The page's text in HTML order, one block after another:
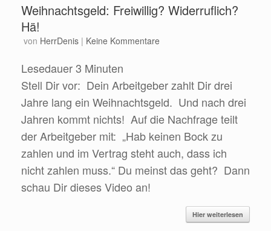
Weihnachtsgeld: Freiwillig? Widerruflich?
Hä!
von HerrDenis | Keine Kommentare
Lesedauer3 Minuten
Stell Dir vor: Dein Arbeitgeber zahlt Dir drei
Jahre lang ein Weihnachtsgeld. Und nach drei
Jahren kommt nichts! Auf die Nachfrage teilt
der Arbeitgeber mit: „Hab keinen Bock zu
zahlen und im Vertrag steht auch, dass ich
nicht zahlen muss.“ Du meinst das geht? Dann
schau Dir dieses Video an!
Hier weiterlesen